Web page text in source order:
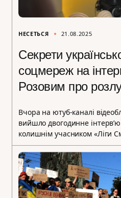
НЕСЕТЬСЯ 21.08.2025
Секрети
соцмереж на
Розовим про
Вчора на ютуб-каналі
вийшло двогодинне
колишнім учасником «Ліги